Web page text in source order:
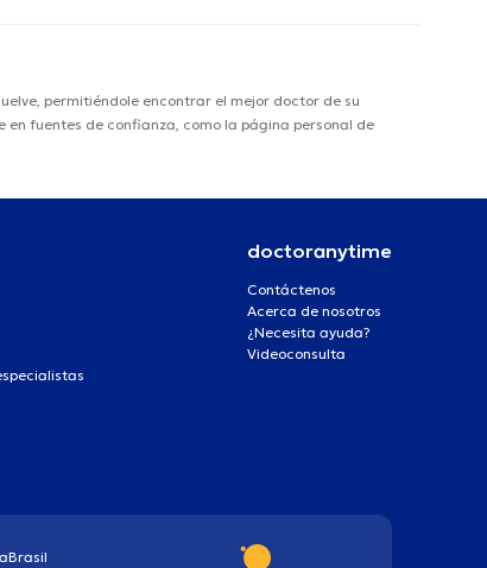
permitiéndole encontrar el mejor doctor de su
fuentes de confianza, como la página personal de
doctoranytime
Contáctenos
Acerca de nosotros
¿Necesita ayuda?
Videoconsulta
Brasil